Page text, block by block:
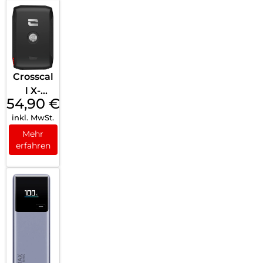
mAh
140 W
Black
Crosscal
l X-
Power
V3
Black
54,90 €
inkl. MwSt.
Mehr
erfahren